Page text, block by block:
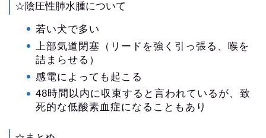
☆陰圧性肺水腫について
若い犬で多い
上部気道閉塞（リードを強く引っ張る、喉を
詰まらせる）
感電によっても起こる
48時間以内に収束すると言われているが、致
死的な低酸素血症になることもあり